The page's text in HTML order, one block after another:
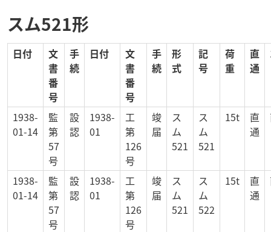
スム521形
日付
文
書
番
号
手
続
日付
文
書
番
号
手
続
形
式
記
号
荷
重
直
通
1938-
01-14
監
第
57
号
設
認
1938-
01
工
第
126
号
竣
届
ス
ム
521
ス
ム
521
15t
直
通
1938-
01-14
監
第
57
号
設
認
1938-
01
工
第
126
号
竣
届
ス
ム
521
ス
ム
522
15t
直
通